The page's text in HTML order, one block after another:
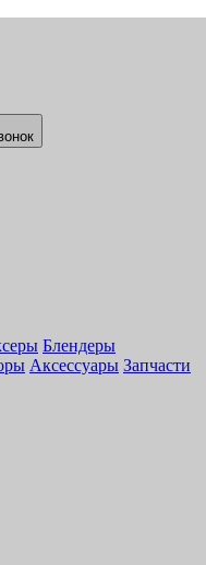
Блендеры
Аксессуары Запчасти